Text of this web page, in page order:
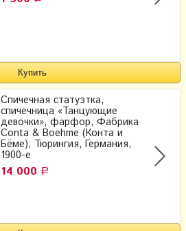
Спичечная статуэтка,
спичечница «Танцующие
девочки», фарфор, Фабрика
Conta & Boehme (Конта и
Бёме), Тюрингия, Германия,
1900-е
14 000 Р